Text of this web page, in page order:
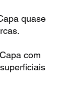
quase
com